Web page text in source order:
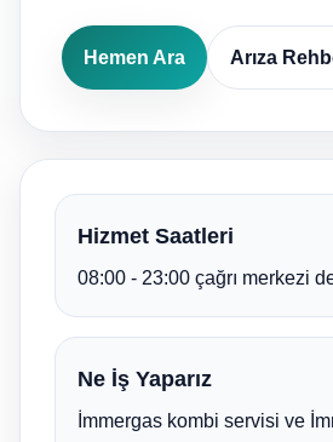
Hemen Ara Arıza
Hizmet Saatleri
08:00 - 23:00 çağrı merkezi
Ne İş Yaparız
İmmergas kombi servisi ve